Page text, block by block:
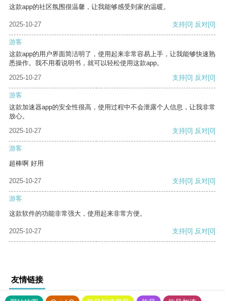
这款app的社区氛围很温馨，让我能够感受到家的温暖。
2025-10-27 支持[0] 反对[0]
游客
这款app的用户界面简洁明了，使用起来非常容易上手，让我能够快速熟
悉操作。我不用看说明书，就可以轻松使用这款app。
2025-10-27
支持[0] 反对[0]
游客
这款加速器app的安全性很高，使用过程中不会泄露个人信息，让我非常
放心。
2025-10-27
支持[0] 反对[0]
游客
超棒啊 好用
2025-10-27 支持[0] 反对[0]
游客
这款软件的功能非常强大，使用起来非常方便。
2025-10-27 支持[0] 反对[0]
友情链接